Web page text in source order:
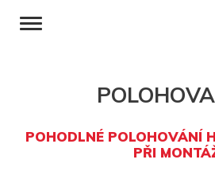
POHODLNÉ POLOHOVÁNÍ
PŘI